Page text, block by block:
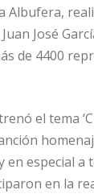
Albufera,
José
de 4400
el tema
especial a
en la